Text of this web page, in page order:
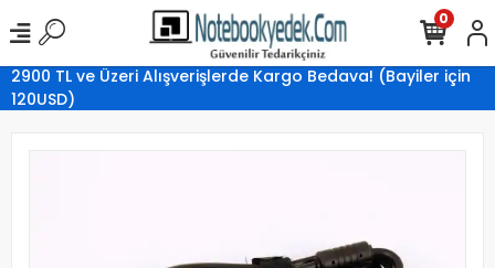
2900 TL ve Üzeri Alışverişlerde Kargo Bedava! (Bayiler için
120USD)
0